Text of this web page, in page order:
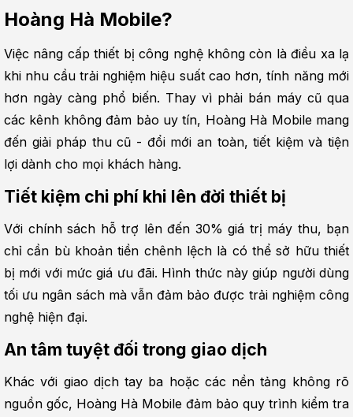
Hoàng Hà Mobile?
Việc nâng cấp thiết bị công nghệ không còn là điều xa lạ
khi nhu cầu trải nghiệm hiệu suất cao hơn, tính năng mới
hơn ngày càng phổ biến. Thay vì phải bán máy cũ qua
các kênh không đảm bảo uy tín, Hoàng Hà Mobile mang
đến giải pháp thu cũ - đổi mới an toàn, tiết kiệm và tiện
lợi dành cho mọi khách hàng.
Tiết kiệm chi phí khi lên đời thiết bị
Với chính sách hỗ trợ lên đến 30% giá trị máy thu, bạn
chỉ cần bù khoản tiền chênh lệch là có thể sở hữu thiết
bị mới với mức giá ưu đãi. Hình thức này giúp người dùng
tối ưu ngân sách mà vẫn đảm bảo được trải nghiệm công
nghệ hiện đại.
An tâm tuyệt đối trong giao dịch
Khác với giao dịch tay ba hoặc các nền tảng không rõ
nguồn gốc, Hoàng Hà Mobile đảm bảo quy trình kiểm tra